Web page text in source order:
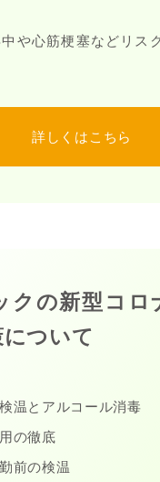
や心筋梗塞などリス
詳しくはこちら
クの新型コロ
ついて
温とアルコール消毒
の徹底
前の検温